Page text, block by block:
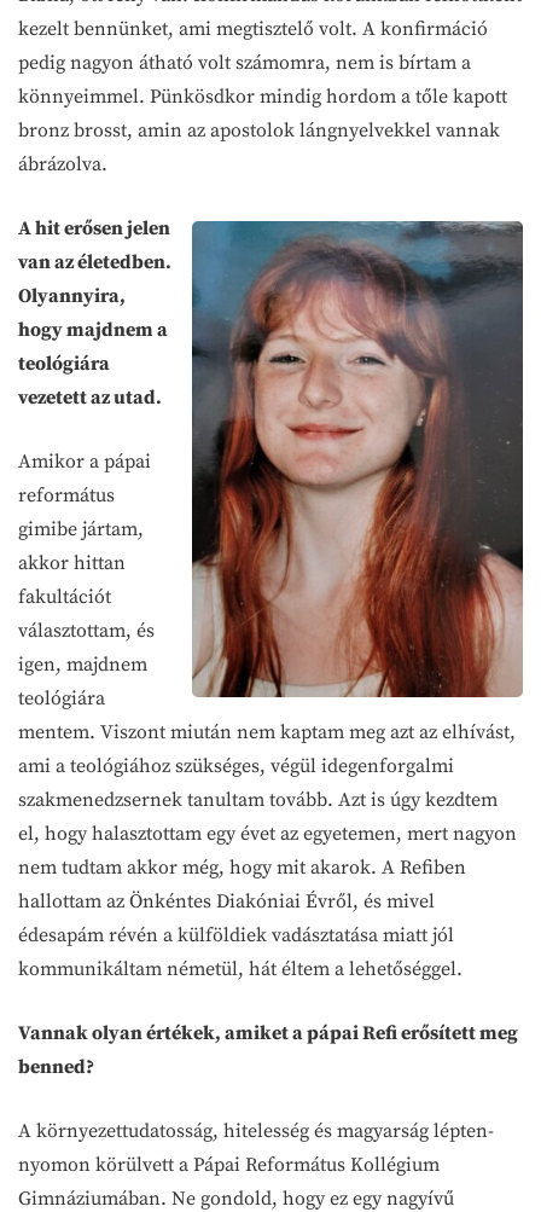
kezelt bennünket, ami megtisztelő volt. A konfirmáció
pedig nagyon átható volt számomra, nem is bírtam a
könnyeimmel. Pünkösdkor mindig hordom a tőle kapott
bronz brosst, amin az apostolok lángnyelvekkel vannak
ábrázolva.
A hit erősen jelen
van az életedben.
Olyannyira,
hogy majdnem a
teológiára
vezetett az utad.
Amikor a pápai
református
gimibe jártam,
akkor hittan
fakultációt
választottam, és
igen, majdnem
teológiára
mentem. Viszont miután nem kaptam meg azt az elhívást,
ami a teológiához szükséges, végül idegenforgalmi
szakmenedzsernek tanultam tovább. Azt is úgy kezdtem
el, hogy halasztottam egy évet az egyetemen, mert nagyon
nem tudtam akkor még, hogy mit akarok. A Refiben
hallottam az Önkéntes Diakóniai Évről, és mivel
édesapám révén a külföldiek vadásztatása miatt jól
kommunikáltam németül, hát éltem a lehetőséggel.
Vannak olyan értékek, amiket a pápai Refi erősített meg
benned?
A környezettudatosság, hitelesség és magyarság lépten-
nyomon körülvett a Pápai Református Kollégium
Gimnáziumában. Ne gondold, hogy ez egy nagyívű